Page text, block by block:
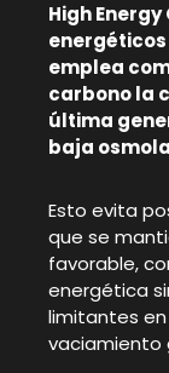
High
energéticos
emplea
carbono la
última
baja
Esto evita
que se
favorable,
energética
limitantes
vaciamiento